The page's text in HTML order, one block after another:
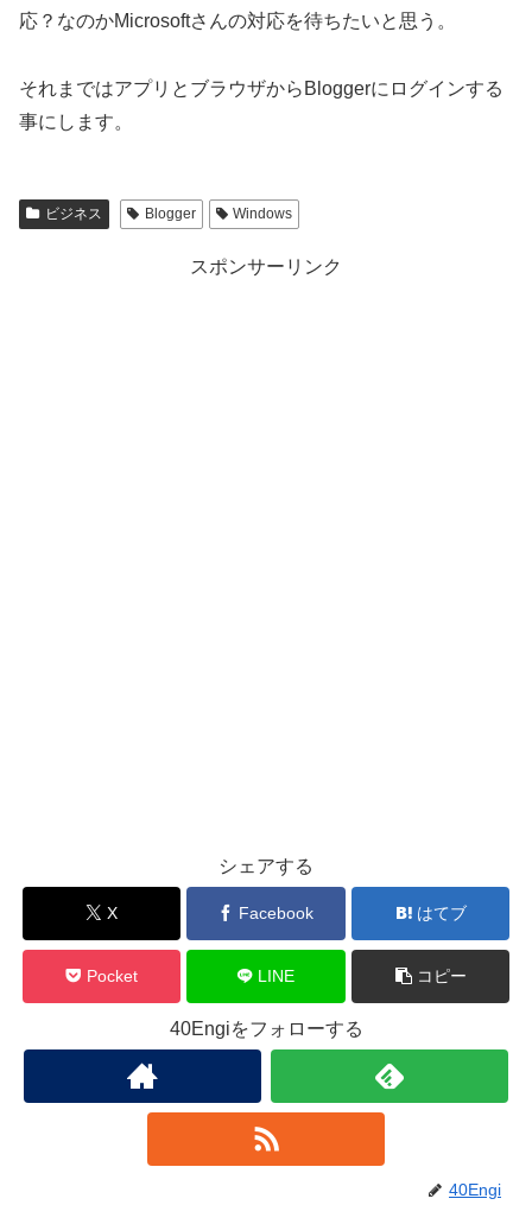
応？なのかMicrosoftさんの対応を待ちたいと思う。
それまではアプリとブラウザからBloggerにログインする
事にします。
ビジネス Blogger Windows
スポンサーリンク
シェアする
X Facebook はてブ
Pocket LINE コピー
40Engiをフォローする
40Engi